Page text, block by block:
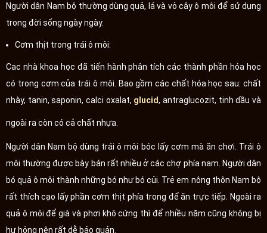
Người dân Nam bộ thường dùng quả, lá và vỏ cây ô môi để sử dụng
trong đời sống ngày ngày.
Cơm thịt trong trái ô môi:
Cac nhà khoa học đã tiến hành phân tích các thành phần hóa học
có trong cơm của trái ô môi. Bao gồm các chất hóa học sau: chất
nhày, tanin, saponin, calci oxalat, glucid, antraglucozit, tinh dầu và
ngoài ra còn có cả chất nhựa.
Người dân Nam bộ dùng trái ô môi bóc lấy cơm mà ăn chơi. Trái ô
môi thường được bày bán rất nhiều ở các chợ phía nam. Người dân
bó quả ô môi thành những bó như bó củi. Trẻ em nông thôn Nam bộ
rất thích cạo lấy phần cơm thịt phía trong để ăn trực tiếp. Ngoài ra
quả ô môi để già và phơi khô cứng thì để nhiều năm cũng không bị
hư hỏng nên rất dễ bảo quản.